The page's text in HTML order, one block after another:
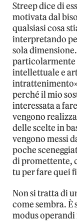
Streep dice di
motivata dal
qualsiasi cosa
interpretando
sola
particolarmente
intellettuale e
perché il mio
interessata a
vengono
delle scelte in
vengono messi
poche
di promettente,
tu per fare quei
Non si tratta di
come sembra.
modus operandi